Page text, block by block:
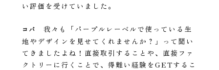
い評価を受けていました。
コバ
我々も「パープルレーベルで使っている生
地やデザインを見せてくれませんか？」って聞い
てきましたよね！直接取引することや、直接ファ
クトリーに行くことで、得難い経験をGETするこ